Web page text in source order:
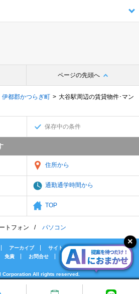
ページの先頭へ
伊都郡かつらぎ町
大谷駅周辺の賃貸物件･マン
保存中の条件
住所から
通勤通学時間から
TOP
トフォン パソコン
アーカイブ
サイトマップ
免責 お問合せ 会社案内
Corporation All rights reserved.
の疑問解決！教えてエイブルAGENT